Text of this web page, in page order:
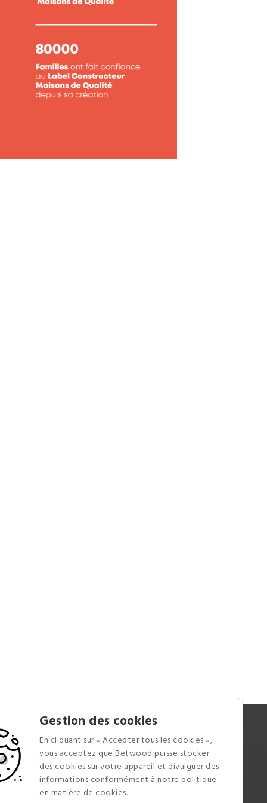
Gestion des cookies
En cliquant sur « Accepter tous les cookies »,
vous acceptez que Betwood puisse stocker
des cookies sur votre appareil et divulguer des
informations conformément à notre politique
en matière de cookies.
Newsletter
Recevez nos dernières infos faites
maisons